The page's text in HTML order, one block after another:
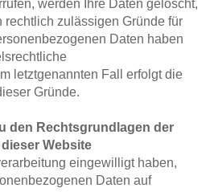
werden Ihre Daten gelöscht,
rechtlich zulässigen Gründe für
Daten haben
letztgenannten Fall erfolgt die
Gründe.
den Rechtsgrundlagen der
Website
eingewilligt haben,
Daten auf